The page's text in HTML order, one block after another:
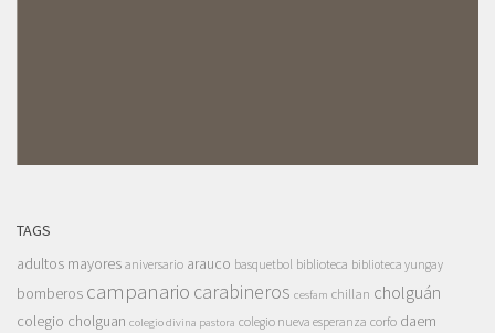
TAGS
adultos mayores aniversario arauco basquetbol biblioteca biblioteca yungay
bomberos campanario carabineros cesfam chillan cholguán
colegio cholguan colegio divina pastora colegio nueva esperanza corfo daem